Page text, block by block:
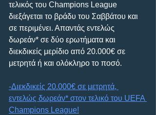
τελικός του Champions League
διεξάγεται το βράδυ του Σαββάτου και
σε περιμένει. Απαντάς εντελώς
δωρεάν* σε δύο ερωτήματα και
διεκδικείς μερίδιο από 20.000€ σε
μετρητά ή και ολόκληρο το ποσό.
-Διεκδικείς 20.000€ σε μετρητά,
εντελώς δωρεάν* στον τελικό του UEFA
Champions League!